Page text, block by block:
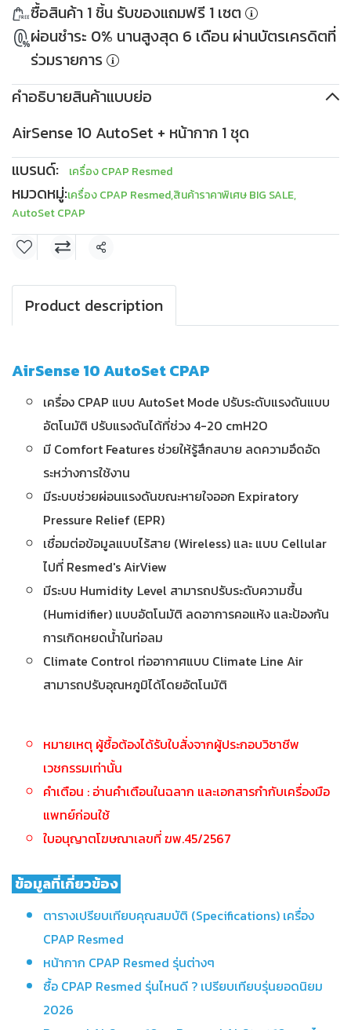
เมื่อซื้อครบ 10,000THB
ใช้ได้ตั้งแต่ 30 เม.ย. 2569
เงื่อนไข
เก็บโค้ด
PKDDD1000
เมื่อซื้อครบ 30,000THB
ใช้ได้ตั้งแต่ 30 เม.ย. 2569
เงื่อนไข
เก็บโค้ด
ซื้อสินค้า 1 ชิ้น รับของแถมฟรี 1 เซต
ผ่อนชำระ 0% นานสูงสุด 6 เดือน ผ่านบัตรเครดิตที่
ร่วมรายการ
คำอธิบายสินค้าแบบย่อ
AirSense 10 AutoSet + หน้ากาก 1 ชุด
แบรนด์:
เครื่อง CPAP Resmed
หมวดหมู่:เครื่อง CPAP Resmed,สินค้าราคาพิเศษ BIG SALE,
AutoSet CPAP
แชร์
Product description
AirSense 10 AutoSet CPAP
เครื่อง CPAP แบบ AutoSet Mode ปรับระดับแรงดันแบบ
อัตโนมัติ ปรับแรงดันได้ที่ช่วง 4-20 cmH2O
มี Comfort Features ช่วยให้รู้สึกสบาย ลดความอึดอัด
ระหว่างการใช้งาน
มีระบบช่วยผ่อนแรงดันขณะหายใจออก Expiratory
Pressure Relief (EPR)
เชื่อมต่อข้อมูลแบบไร้สาย (Wireless) และ แบบ Cellular
ไปที่ Resmed's AirView
มีระบบ Humidity Level สามารถปรับระดับความชื้น
(Humidifier) แบบอัตโนมัติ ลดอาการคอแห้ง และป้องกัน
การเกิดหยดน้ำในท่อลม
Climate Control ท่ออากาศแบบ Climate Line Air
สามารถปรับอุณหภูมิได้โดยอัตโนมัติ
หมายเหตุ ผู้ชื้อต้องได้รับใบสั่งจากผู้ประกอบวิชาชีพ
เวชกรรมเท่านั้น
คำเตือน : อ่านคำเตือนในฉลาก และเอกสารกำกับเครื่องมือ
แพทย์ก่อนใช้
ใบอนุญาตโฆษณาเลขที่ ฆพ.45/2567
ข้อมูลที่เกี่ยวข้อง
ตารางเปรียบเทียบคุณสมบัติ (Specifications) เครื่อง
CPAP Resmed
หน้ากาก CPAP Resmed รุ่นต่างๆ
ซื้อ CPAP Resmed รุ่นไหนดี ? เปรียบเทียบรุ่นยอดนิยม
2026